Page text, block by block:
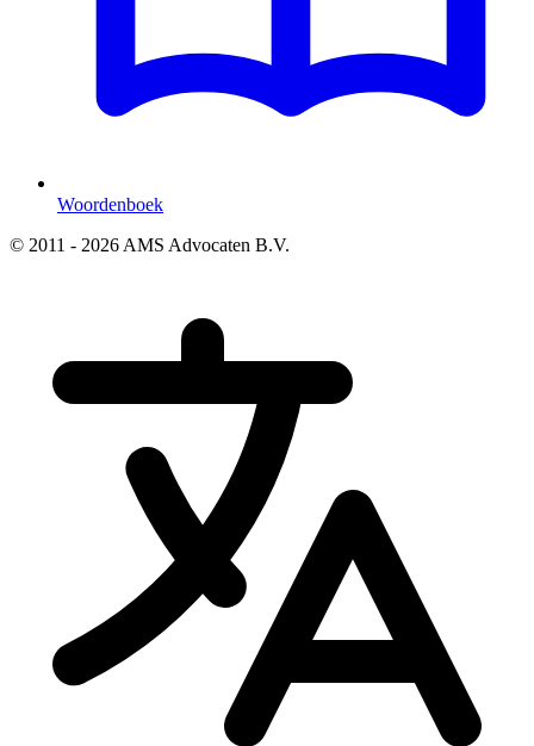
Woordenboek
© 2011 - 2026 AMS Advocaten B.V.